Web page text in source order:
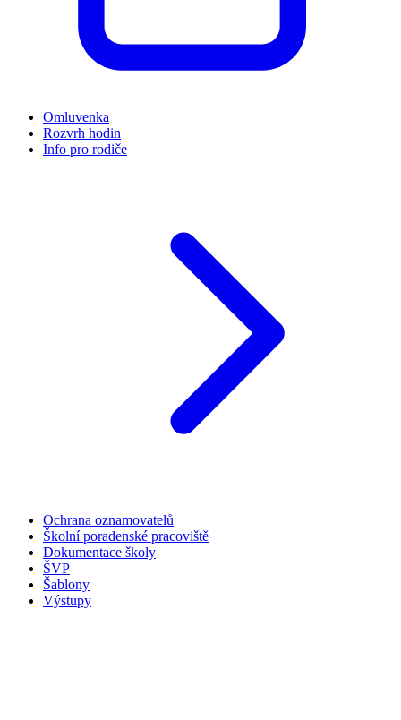
Omluvenka
Rozvrh hodin
Info pro rodiče
Ochrana oznamovatelů
Školní poradenské pracoviště
Dokumentace školy
ŠVP
Šablony
Výstupy